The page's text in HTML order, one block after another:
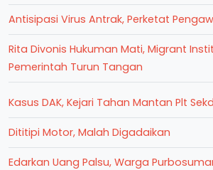
Antisipasi Virus Antrak, Perketat
Rita Divonis Hukuman Mati, Migrant
Pemerintah Turun Tangan
Kasus DAK, Kejari Tahan Mantan Plt
Dititipi Motor, Malah Digadaikan
Edarkan Uang Palsu, Warga